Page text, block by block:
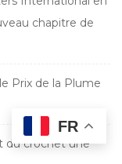
chapitre de
Prix de la Plume
du crochet une
FR